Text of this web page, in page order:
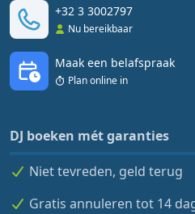
+32 3 3002797
Nu bereikbaar
Maak een belafspraak
Plan online in
DJ boeken mét garanties
Niet tevreden, geld terug
Gratis annuleren tot 14